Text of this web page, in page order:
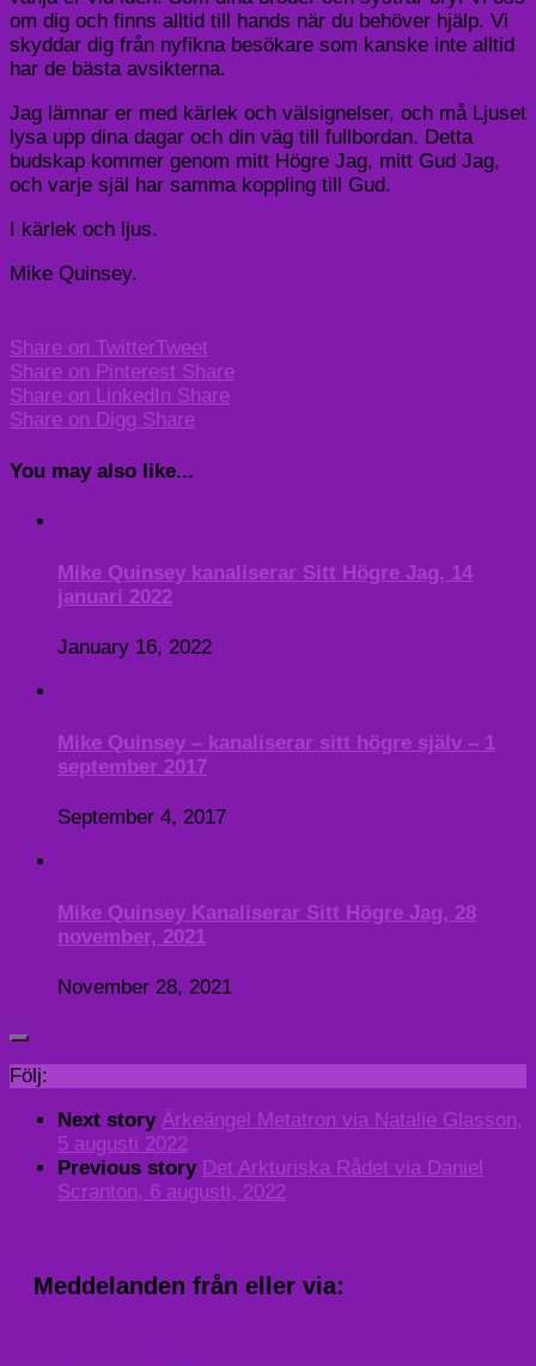
om dig och finns alltid till hands när du behöver hjälp. Vi
skyddar dig från nyfikna besökare som kanske inte alltid
har de bästa avsikterna.
Jag lämnar er med kärlek och välsignelser, och må Ljuset
lysa upp dina dagar och din väg till fullbordan. Detta
budskap kommer genom mitt Högre Jag, mitt Gud Jag,
och varje själ har samma koppling till Gud.
I kärlek och ljus.
Mike Quinsey.
Share on TwitterTweet
Share on Pinterest Share
Share on LinkedIn Share
Share on Digg Share
You may also like...
Mike Quinsey kanaliserar Sitt Högre Jag, 14
januari 2022
January 16, 2022
Mike Quinsey – kanaliserar sitt högre själv – 1
september 2017
September 4, 2017
Mike Quinsey Kanaliserar Sitt Högre Jag, 28
november, 2021
November 28, 2021
Följ:
Next story Ärkeängel Metatron via Natalie Glasson,
5 augusti 2022
Previous story Det Arkturiska Rådet via Daniel
Scranton, 6 augusti, 2022
Meddelanden från eller via: